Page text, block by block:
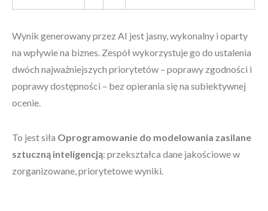
Wynik generowany przez AI jest jasny, wykonalny i oparty
na wpływie na biznes. Zespół wykorzystuje go do ustalenia
dwóch najważniejszych priorytetów – poprawy zgodności i
poprawy dostępności – bez opierania się na subiektywnej
ocenie.
To jest siła Oprogramowanie do modelowania zasilane
sztuczną inteligencją: przekształca dane jakościowe w
zorganizowane, priorytetowe wyniki.